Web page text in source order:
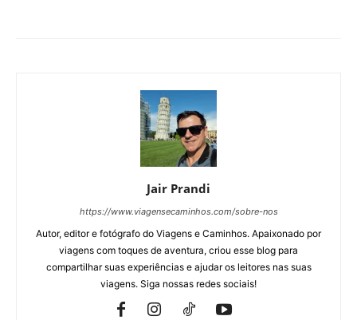
Jair Prandi
https://www.viagensecaminhos.com/sobre-nos
Autor, editor e fotógrafo do Viagens e Caminhos. Apaixonado por
viagens com toques de aventura, criou esse blog para
compartilhar suas experiências e ajudar os leitores nas suas
viagens. Siga nossas redes sociais!